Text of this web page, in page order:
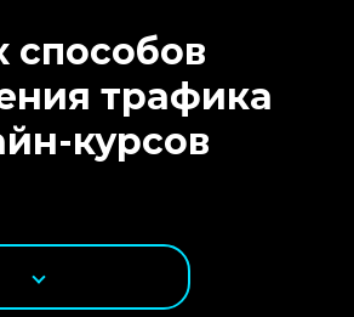
способов
трафика
курсов